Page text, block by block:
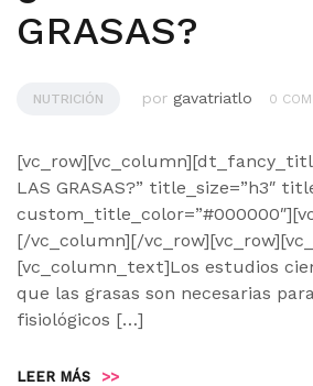
GRASAS?
NUTRICIÓN por gavatriatlo 0
LAS GRASAS?” title_size=”h3″
[/vc_column][/
[vc_column_text]Los estudios
que las grasas son necesarias
fisiológicos […]
LEER MÁS >>